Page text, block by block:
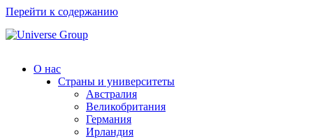
Перейти к содержанию
О нас
Страны и университеты
Австралия
Великобритания
Германия
Ирландия